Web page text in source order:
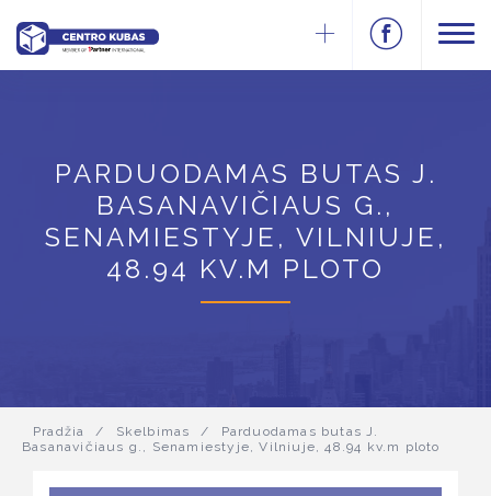
PARDUODAMAS BUTAS J.
BASANAVIČIAUS G.,
SENAMIESTYJE, VILNIUJE,
48.94 KV.M PLOTO
Pradžia / Skelbimas /
Parduodamas butas J.
Basanavičiaus g., Senamiestyje, Vilniuje, 48.94 kv.m ploto